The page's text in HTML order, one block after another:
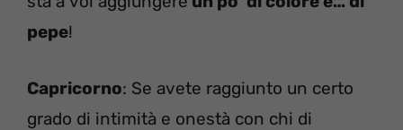
pepe!
Capricorno: Se avete raggiunto un certo
grado di intimità e onestà con chi di